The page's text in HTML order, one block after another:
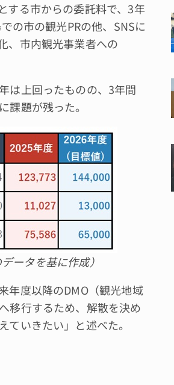
する市からの委託料で、3年
の市の観光PRの他、SNSに
、市内観光事業者への
は上回ったものの、3年間
題が残った。
ータを基に作成）
年度以降のDMO（観光地域
移行するため、解散を決め
いきたい」と述べた。